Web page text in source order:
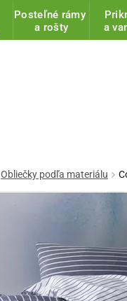
Posteľné rámy
a rošty
a
Obliečky podľa materiálu